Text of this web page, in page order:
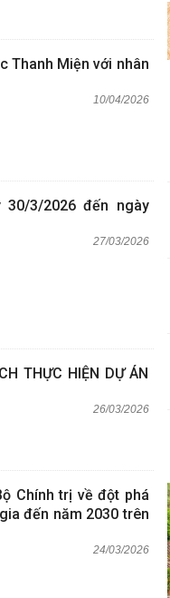
Thanh Miện với nhân
10/04/2026
3/2026 đến ngày
27/03/2026
THỰC HIỆN DỰ ÁN
26/03/2026
Chính trị về đột phá
đến năm 2030 trên
24/03/2026